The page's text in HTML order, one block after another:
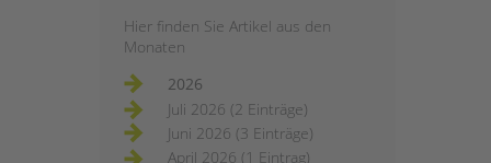
Hier finden Sie Artikel aus den
Monaten
2026
Juli 2026 (2 Einträge)
Juni 2026 (3 Einträge)
April 2026 (1 Eintrag)